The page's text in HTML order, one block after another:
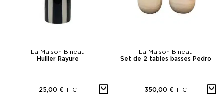
La Maison Bineau
Huilier Rayure
25,00 € TTC
La Maison Bineau
Set de 2 tables basses Pedro
350,00 € TTC